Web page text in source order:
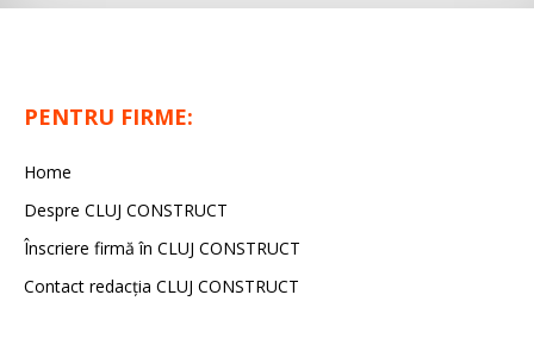
PENTRU FIRME:
Home
Despre CLUJ CONSTRUCT
Înscriere firmă în CLUJ CONSTRUCT
Contact redacția CLUJ CONSTRUCT